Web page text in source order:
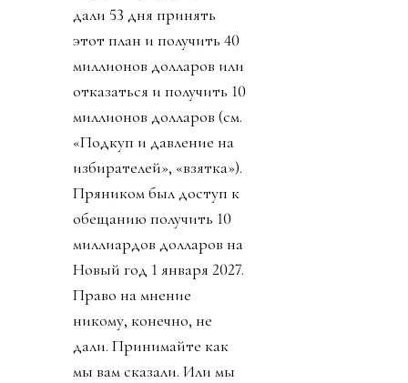
дали 53 дня принять
этот план и получить 40
миллионов долларов или
отказаться и получить 10
миллионов долларов (см.
«Подкуп и давление на
избирателей», «взятка»).
Пряником был доступ к
обещанию получить 10
миллиардов долларов на
Новый год 1 января 2027.
Право на мнение
никому, конечно, не
дали. Принимайте как
мы вам сказали. Или мы